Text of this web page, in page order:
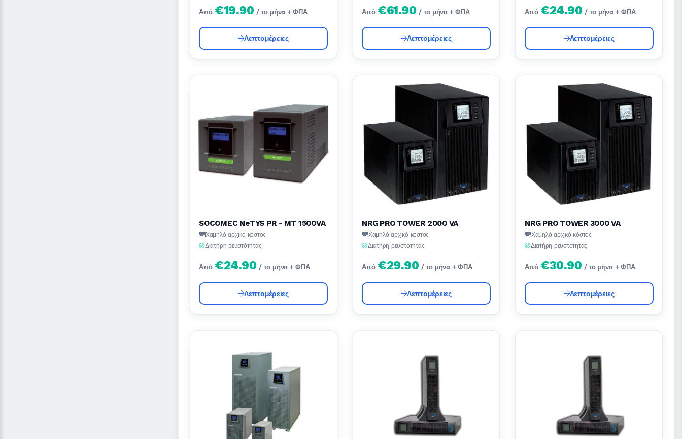
Από €19.90 / το μήνα + ΦΠΑ
Λεπτομέρειες
Από €61.90 / το μήνα + ΦΠΑ
Λεπτομέρειες
Από €24.90 / το μήνα + ΦΠΑ
Λεπτομέρειες
SOCOMEC NeTYS PR - MT 1500VA
Χαμηλό αρχικό κόστος
Διατήρη ρευστότητας
Από €24.90 / το μήνα + ΦΠΑ
Λεπτομέρειες
NRG PRO TOWER 2000 VA
Χαμηλό αρχικό κόστος
Διατήρη ρευστότητας
Από €29.90 / το μήνα + ΦΠΑ
Λεπτομέρειες
NRG PRO TOWER 3000 VA
Χαμηλό αρχικό κόστος
Διατήρη ρευστότητας
Από €30.90 / το μήνα + ΦΠΑ
Λεπτομέρειες